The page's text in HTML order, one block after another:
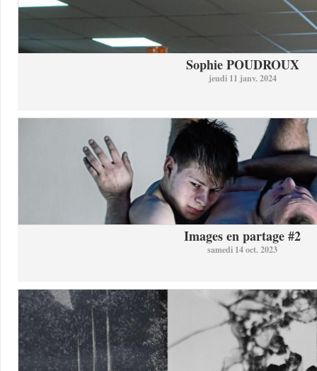
Sophie POUDROUX
jeudi 11 janv. 2024
Images en partage #2
samedi 14 oct. 2023